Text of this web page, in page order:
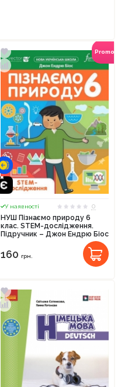
У наявності
0
НУШ Пізнаємо природу 6
клас. STEM-дослідження.
Підручник – Джон Ендрю Біос
160 грн.